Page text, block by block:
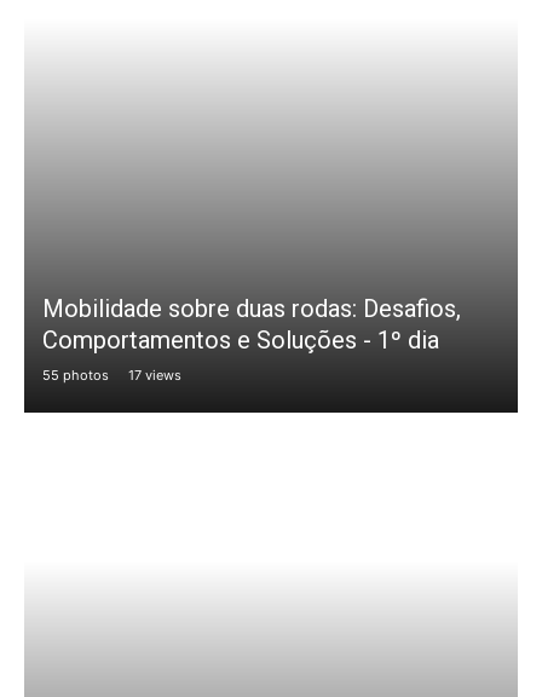
Mobilidade sobre duas rodas: Desafios,
Comportamentos e Soluções - 1º dia
55 photos 17 views